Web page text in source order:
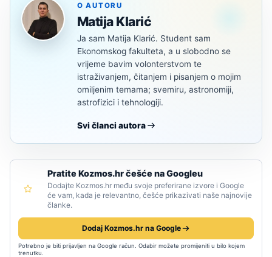
O AUTORU
Matija Klarić
Ja sam Matija Klarić. Student sam
Ekonomskog fakulteta, a u slobodno se
vrijeme bavim volonterstvom te
istraživanjem, čitanjem i pisanjem o mojim
omiljenim temama; svemiru, astronomiji,
astrofizici i tehnologiji.
Svi članci autora
Pratite Kozmos.hr češće na Googleu
Dodajte Kozmos.hr među svoje preferirane izvore i Google
će vam, kada je relevantno, češće prikazivati naše najnovije
članke.
Dodaj Kozmos.hr na Google
Potrebno je biti prijavljen na Google račun. Odabir možete promijeniti u bilo kojem
trenutku.